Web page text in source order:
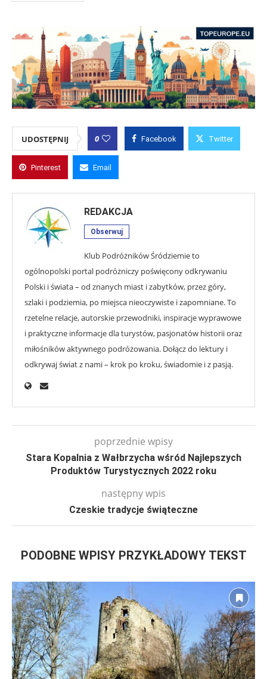
UDOSTĘPNIJ 0 Facebook Twitter
Pinterest Email
REDAKCJA
Obserwuj
Klub Podróżników Śródziemie to
ogólnopolski portal podróżniczy poświęcony odkrywaniu
Polski i świata – od znanych miast i zabytków, przez góry,
szlaki i podziemia, po miejsca nieoczywiste i zapomniane. To
rzetelne relacje, autorskie przewodniki, inspiracje wyprawowe
i praktyczne informacje dla turystów, pasjonatów historii oraz
miłośników aktywnego podróżowania. Dołącz do lektury i
odkrywaj świat z nami – krok po kroku, świadomie i z pasją.
poprzednie wpisy
Stara Kopalnia z Wałbrzycha wśród Najlepszych
Produktów Turystycznych 2022 roku
następny wpis
Czeskie tradycje świąteczne
PODOBNE WPISY PRZYKŁADOWY TEKST